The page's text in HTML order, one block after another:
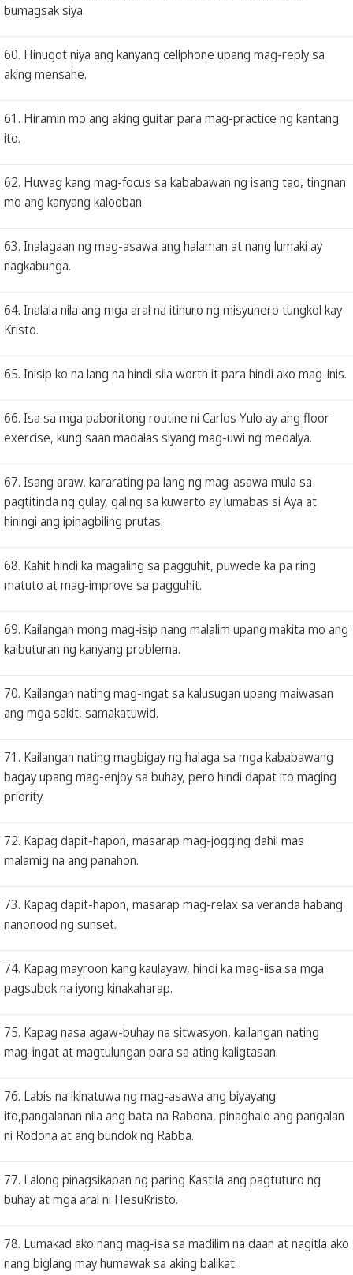
bumagsak siya.
60. Hinugot niya ang kanyang cellphone upang mag-reply sa
aking mensahe.
61. Hiramin mo ang aking guitar para mag-practice ng kantang
ito.
62. Huwag kang mag-focus sa kababawan ng isang tao, tingnan
mo ang kanyang kalooban.
63. Inalagaan ng mag-asawa ang halaman at nang lumaki ay
nagkabunga.
64. Inalala nila ang mga aral na itinuro ng misyunero tungkol kay
Kristo.
65. Inisip ko na lang na hindi sila worth it para hindi ako mag-inis.
66. Isa sa mga paboritong routine ni Carlos Yulo ay ang floor
exercise, kung saan madalas siyang mag-uwi ng medalya.
67. Isang araw, kararating pa lang ng mag-asawa mula sa
pagtitinda ng gulay, galing sa kuwarto ay lumabas si Aya at
hiningi ang ipinagbiling prutas.
68. Kahit hindi ka magaling sa pagguhit, puwede ka pa ring
matuto at mag-improve sa pagguhit.
69. Kailangan mong mag-isip nang malalim upang makita mo ang
kaibuturan ng kanyang problema.
70. Kailangan nating mag-ingat sa kalusugan upang maiwasan
ang mga sakit, samakatuwid.
71. Kailangan nating magbigay ng halaga sa mga kababawang
bagay upang mag-enjoy sa buhay, pero hindi dapat ito maging
priority.
72. Kapag dapit-hapon, masarap mag-jogging dahil mas
malamig na ang panahon.
73. Kapag dapit-hapon, masarap mag-relax sa veranda habang
nanonood ng sunset.
74. Kapag mayroon kang kaulayaw, hindi ka mag-iisa sa mga
pagsubok na iyong kinakaharap.
75. Kapag nasa agaw-buhay na sitwasyon, kailangan nating
mag-ingat at magtulungan para sa ating kaligtasan.
76. Labis na ikinatuwa ng mag-asawa ang biyayang
ito,pangalanan nila ang bata na Rabona, pinaghalo ang pangalan
ni Rodona at ang bundok ng Rabba.
77. Lalong pinagsikapan ng paring Kastila ang pagtuturo ng
buhay at mga aral ni HesuKristo.
78. Lumakad ako nang mag-isa sa madilim na daan at nagitla ako
nang biglang may humawak sa aking balikat.